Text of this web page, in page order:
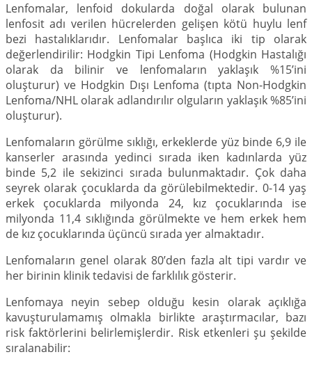
Lenfomalar, lenfoid dokularda doğal olarak bulunan
lenfosit adı verilen hücrelerden gelişen kötü huylu lenf
bezi hastalıklarıdır. Lenfomalar başlıca iki tip olarak
değerlendirilir: Hodgkin Tipi Lenfoma (Hodgkin Hastalığı
olarak da bilinir ve lenfomaların yaklaşık %15’ini
oluşturur) ve Hodgkin Dışı Lenfoma (tıpta Non-Hodgkin
Lenfoma/NHL olarak adlandırılır olguların yaklaşık %85’ini
oluşturur).
Lenfomaların görülme sıklığı, erkeklerde yüz binde 6,9 ile
kanserler arasında yedinci sırada iken kadınlarda yüz
binde 5,2 ile sekizinci sırada bulunmaktadır. Çok daha
seyrek olarak çocuklarda da görülebilmektedir. 0-14 yaş
erkek çocuklarda milyonda 24, kız çocuklarında ise
milyonda 11,4 sıklığında görülmekte ve hem erkek hem
de kız çocuklarında üçüncü sırada yer almaktadır.
Lenfomaların genel olarak 80’den fazla alt tipi vardır ve
her birinin klinik tedavisi de farklılık gösterir.
Lenfomaya neyin sebep olduğu kesin olarak açıklığa
kavuşturulamamış olmakla birlikte araştırmacılar, bazı
risk faktörlerini belirlemişlerdir. Risk etkenleri şu şekilde
sıralanabilir: